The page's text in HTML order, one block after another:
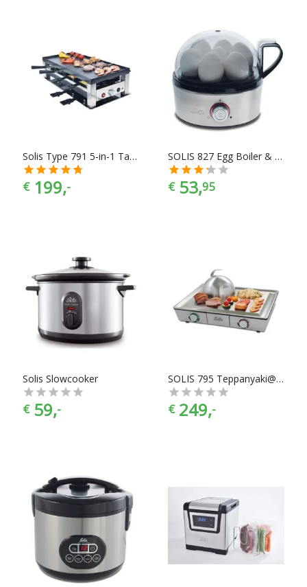
Solis Type 791 5-in-1 Tafelgrill
€ 199,-
SOLIS 827 Egg Boiler & More Eierkoker
€ 53,95
Solis Slowcooker
€ 59,-
SOLIS 795 Teppanyaki@Home Gourmet
€ 249,-